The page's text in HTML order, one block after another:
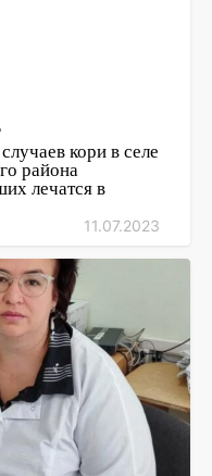
кори в селе
района
лечатся в
11.07.2023